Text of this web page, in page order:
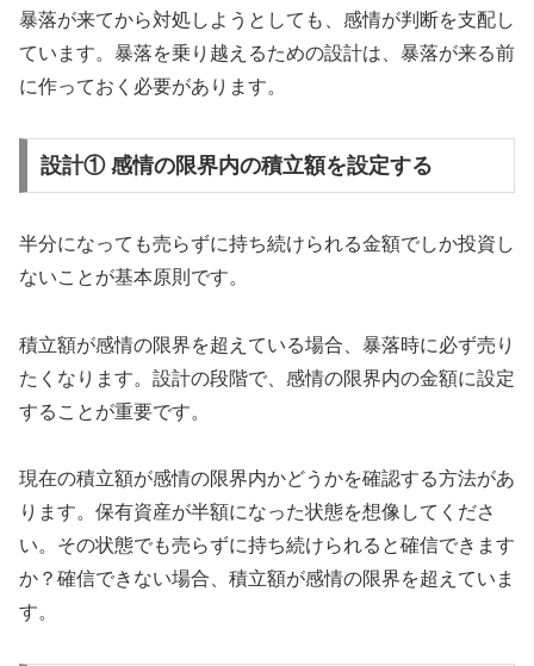
暴落が来てから対処しようとしても、感情が判断を支配し
ています。暴落を乗り越えるための設計は、暴落が来る前
に作っておく必要があります。
設計① 感情の限界内の積立額を設定する
半分になっても売らずに持ち続けられる金額でしか投資し
ないことが基本原則です。
積立額が感情の限界を超えている場合、暴落時に必ず売り
たくなります。設計の段階で、感情の限界内の金額に設定
することが重要です。
現在の積立額が感情の限界内かどうかを確認する方法があ
ります。保有資産が半額になった状態を想像してくださ
い。その状態でも売らずに持ち続けられると確信できます
か？確信できない場合、積立額が感情の限界を超えていま
す。